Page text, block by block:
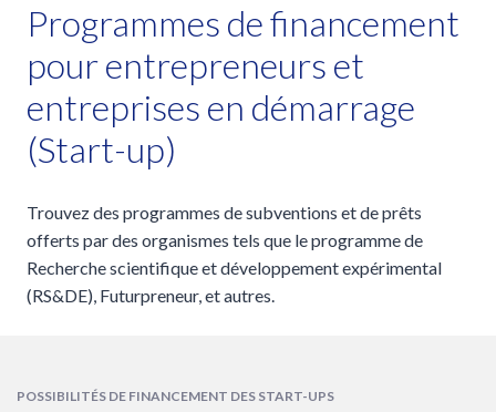
Programmes de financement
pour entrepreneurs et
entreprises en démarrage
(Start-up)
Trouvez des programmes de subventions et de prêts
offerts par des organismes tels que le programme de
Recherche scientifique et développement expérimental
(RS&DE), Futurpreneur, et autres.
POSSIBILITÉS DE FINANCEMENT DES START-UPS